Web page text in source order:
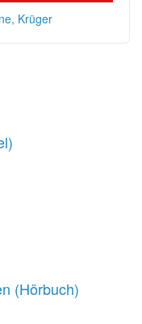
, Krüger
(Hörbuch)